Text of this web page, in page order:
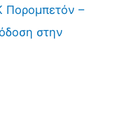
Πορομπετόν –
στην